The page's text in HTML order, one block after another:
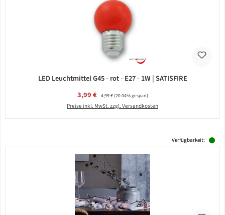
LED Leuchtmittel G45 - rot - E27 - 1W | SATISFIRE
Verkaufspreis:
3,99 € Regulärer Preis:
4,99 €(20.04% gespart)
Preise inkl. MwSt. zzgl. Versandkosten
Verfügbarkeit: